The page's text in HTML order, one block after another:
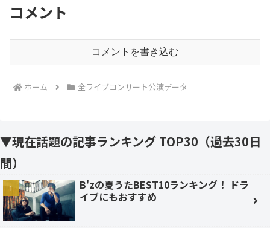
コメント
コメントを書き込む
ホーム 全ライブコンサート公演データ
▼現在話題の記事ランキング TOP30（過去30日
間）
B'zの夏うたBEST10ランキング！ ドラ
イブにもおすすめ